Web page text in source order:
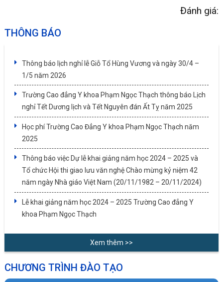
Đánh giá:
THÔNG BÁO
Thông báo lịch nghỉ lễ Giỗ Tổ Hùng Vương và ngày 30/4 –
1/5 năm 2026
Trường Cao đẳng Y khoa Phạm Ngọc Thạch thông báo Lịch
nghỉ Tết Dương lịch và Tết Nguyên đán Ất Tỵ năm 2025
Học phí Trường Cao Đẳng Y khoa Phạm Ngọc Thạch năm
2025
Thông báo việc Dự lễ khai giảng năm học 2024 – 2025 và
Tổ chức Hội thi giao lưu văn nghệ Chào mừng kỷ niệm 42
năm ngày Nhà giáo Việt Nam (20/11/1982 – 20/11/2024)
Lễ khai giảng năm học 2024 – 2025 Trường Cao đẳng Y
khoa Phạm Ngọc Thạch
Xem thêm >>
CHƯƠNG TRÌNH ĐÀO TẠO